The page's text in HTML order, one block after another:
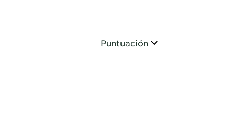
Ordenar
Puntuación